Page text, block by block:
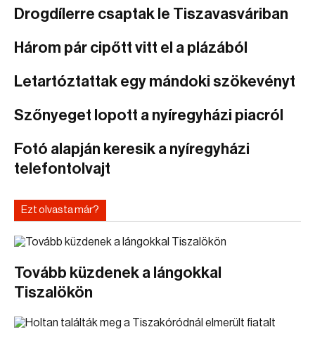
Drogdílerre csaptak le Tiszavasváriban
Három pár cipőtt vitt el a plázából
Letartóztattak egy mándoki szökevényt
Szőnyeget lopott a nyíregyházi piacról
Fotó alapján keresik a nyíregyházi
telefontolvajt
Ezt olvasta már?
Tovább küzdenek a lángokkal
Tiszalökön